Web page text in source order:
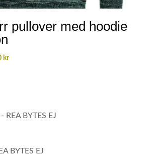
pullover med hoodie
krDet
BYTES EJ
BYTES EJ